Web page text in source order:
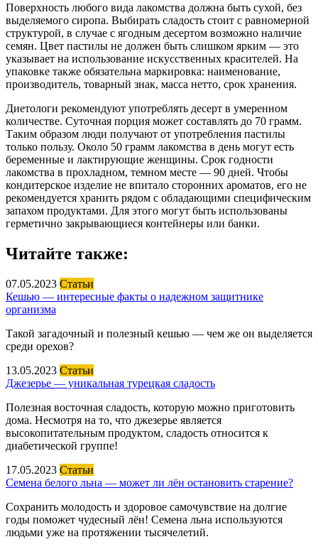
Поверхность любого вида лакомства должна быть сухой, без
выделяемого сиропа. Выбирать сладость стоит с равномерной
структурой, в случае с ягодным десертом возможно наличие
семян. Цвет пастилы не должен быть слишком ярким — это
указывает на использование искусственных красителей. На
упаковке также обязательна маркировка: наименование,
производитель, товарный знак, масса нетто, срок хранения.
Диетологи рекомендуют употреблять десерт в умеренном
количестве. Суточная порция может составлять до 70 грамм.
Таким образом люди получают от употребления пастилы
только пользу. Около 50 грамм лакомства в день могут есть
беременные и лактирующие женщины. Срок годности
лакомства в прохладном, темном месте — 90 дней. Чтобы
кондитерское изделие не впитало сторонних ароматов, его не
рекомендуется хранить рядом с обладающими специфическим
запахом продуктами. Для этого могут быть использованы
герметично закрывающиеся контейнеры или банки.
Читайте также:
07.05.2023 Статьи
Кешью — интересные факты о надежном защитнике
организма
Такой загадочный и полезный кешью — чем же он выделяется
среди орехов?
13.05.2023 Статьи
Джезерье — уникальная турецкая сладость
Полезная восточная сладость, которую можно приготовить
дома. Несмотря на то, что джезерье является
высокопитательным продуктом, сладость относится к
диабетической группе!
17.05.2023 Статьи
Семена белого льна — может ли лён остановить старение?
Сохранить молодость и здоровое самочувствие на долгие
годы поможет чудесный лён! Семена льна используются
людьми уже на протяжении тысячелетий.